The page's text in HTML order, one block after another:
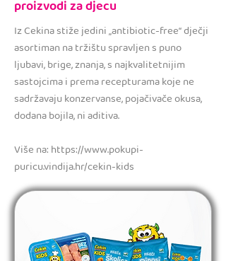
proizvodi za djecu
Iz Cekina stiže jedini „antibiotic-free“ dječji
asortiman na tržištu spravljen s puno
ljubavi, brige, znanja, s najkvalitetnijim
sastojcima i prema recepturama koje ne
sadržavaju konzervanse, pojačivače okusa,
dodana bojila, ni aditiva.
Više na:https://www.pokupi-
puricu.vindija.hr/cekin-kids